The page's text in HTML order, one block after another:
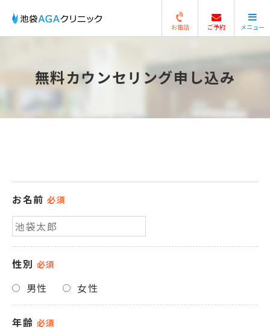
お電話 ご予約 メニュー
閉じる
無料カウンセリング申し込み
お名前必須
性別 必須
男性 女性
年齢 必須